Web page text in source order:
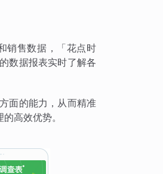
销售数据，「花点时
数据报表实时了解各
面的能力，从而精准
高效优势。